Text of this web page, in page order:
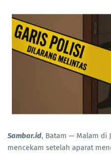
Sambar.id, Batam — Malam di
mencekam setelah aparat